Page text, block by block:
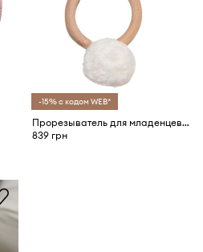
-15% с кодом WEB*
Прорезыватель для младенцев Effiki
839 грн